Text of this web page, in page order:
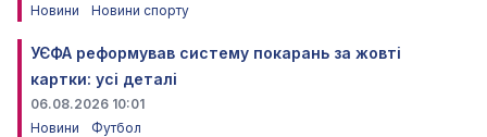
Новини
Новини спорту
УЄФА реформував систему покарань за жовті
картки: усі деталі
06.08.2026 10:01
Новини
Футбол